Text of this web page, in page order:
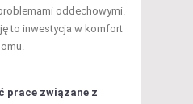
oddechowymi.
to inwestycja w komfort
prace związane z